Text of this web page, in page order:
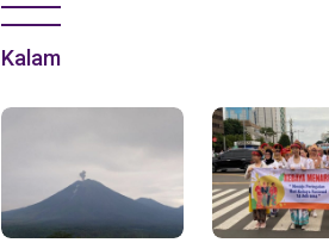
Kalam